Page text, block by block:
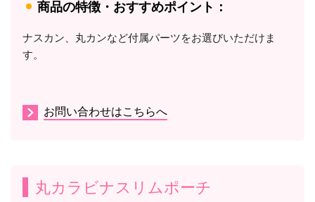
商品の特徴・おすすめポイント：
ナスカン、丸カンなど付属パーツをお選びいただけま
す。
お問い合わせはこちらへ
丸カラビナスリムポーチ